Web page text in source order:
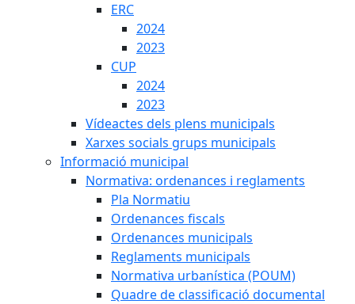
ERC
2024
2023
CUP
2024
2023
Vídeactes dels plens municipals
Xarxes socials grups municipals
Informació municipal
Normativa: ordenances i reglaments
Pla Normatiu
Ordenances fiscals
Ordenances municipals
Reglaments municipals
Normativa urbanística (POUM)
Quadre de classificació documental